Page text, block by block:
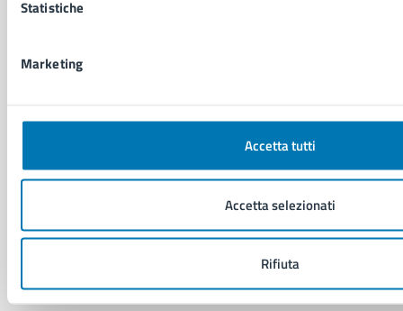
Statistiche
Marketing
Accetta tutti
Accetta selezionati
Rifiuta
CONTATTI
CF: 80014890638
Servizio Protocollo, URP e Albo Pretorio
Centralino unico:0817951111